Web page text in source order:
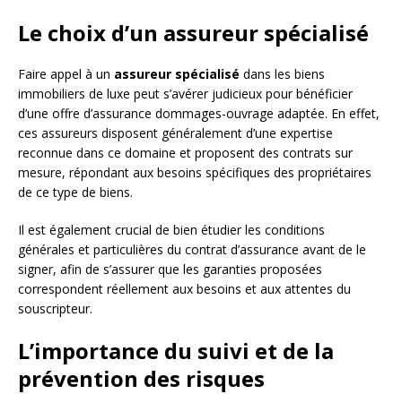
Le choix d’un assureur spécialisé
Faire appel à un assureur spécialisé dans les biens
immobiliers de luxe peut s’avérer judicieux pour bénéficier
d’une offre d’assurance dommages-ouvrage adaptée. En effet,
ces assureurs disposent généralement d’une expertise
reconnue dans ce domaine et proposent des contrats sur
mesure, répondant aux besoins spécifiques des propriétaires
de ce type de biens.
Il est également crucial de bien étudier les conditions
générales et particulières du contrat d’assurance avant de le
signer, afin de s’assurer que les garanties proposées
correspondent réellement aux besoins et aux attentes du
souscripteur.
L’importance du suivi et de la
prévention des risques